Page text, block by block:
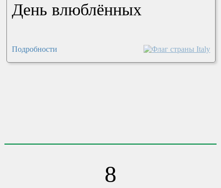
День влюблённых
Подробности
8